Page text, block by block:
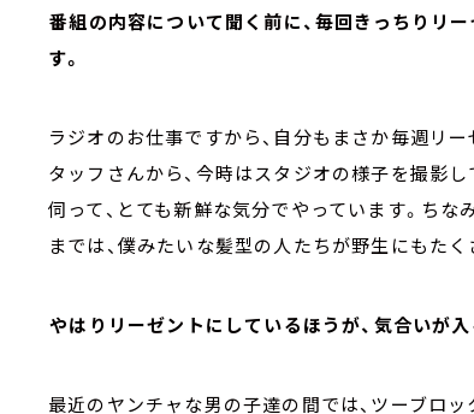
――番組の内容について聞く前に、毎回きっちり
す。
ラジオのお仕事ですから、自分もまさか毎週リ
タッフさんから、今時はスタジオの様子を撮影
伺って、とても新鮮な気分でやっています。ち
までは、僕みたいな髪型の人たちが野生にもたく
――やはりリーゼントにしているほうが、気合いが
最近のヤンチャな男の子達の間では、ツーブロ